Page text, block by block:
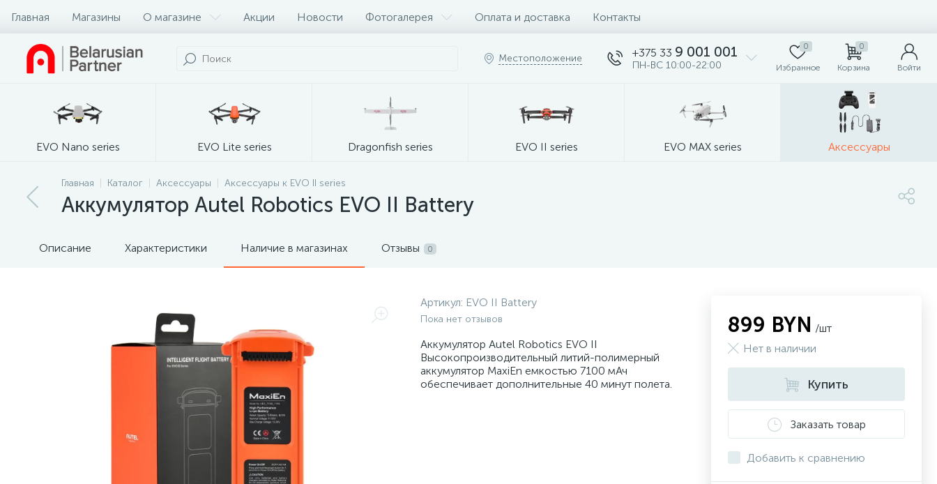
Главная Магазины О магазине Акции Новости Фотогалерея Оплата и доставка Контакты
Местоположение +375 33 9 001 001
ПН-ВС 10:00-22:00
0
Избранное
0
Корзина Войти
EVO Nano series EVO Lite series Dragonfish series EVO II series EVO MAX series Аксессуары
Главная Каталог Аксессуары Аксессуары к EVO II series
Аккумулятор Autel Robotics EVO II Battery
Описание Характеристики Наличие в магазинах Отзывы 0
Артикул: EVO II Battery
Пока нет отзывов
Аккумулятор Autel Robotics EVO II
Высокопроизводительный литий-полимерный
аккумулятор MaxiEn емкостью 7100 мАч
обеспечивает дополнительные 40 минут полета.
899 BYN /шт
Нет в наличии
Купить
Заказать товар
Добавить к сравнению